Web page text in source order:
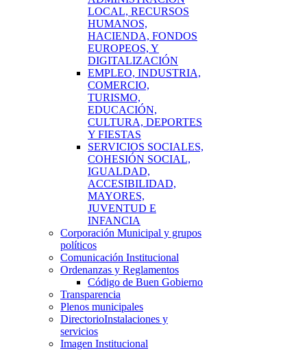
LOCAL, RECURSOS
HUMANOS,
HACIENDA, FONDOS
EUROPEOS, Y
DIGITALIZACIÓN
EMPLEO, INDUSTRIA,
COMERCIO,
TURISMO,
EDUCACIÓN,
CULTURA, DEPORTES
Y FIESTAS
SERVICIOS SOCIALES,
COHESIÓN SOCIAL,
IGUALDAD,
ACCESIBILIDAD,
MAYORES,
JUVENTUD E
INFANCIA
Corporación Municipal y grupos
políticos
Comunicación Institucional
Ordenanzas y Reglamentos
Código de Buen Gobierno
Transparencia
Plenos municipales
DirectorioInstalaciones y
servicios
Imagen Institucional